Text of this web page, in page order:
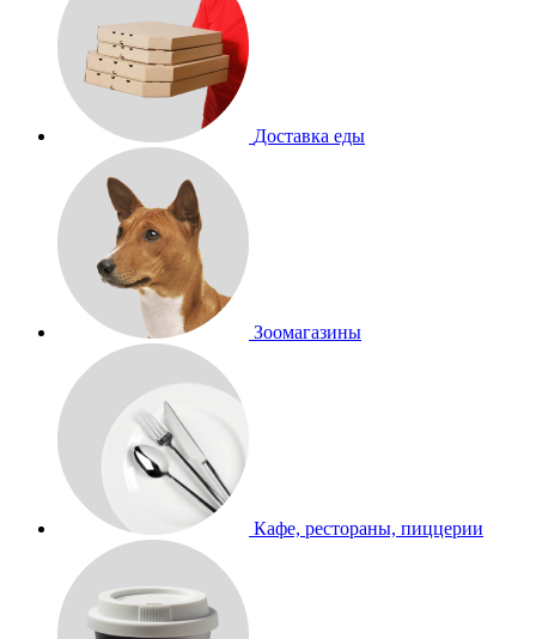
Доставка еды
Зоомагазины
Кафе, рестораны, пиццерии